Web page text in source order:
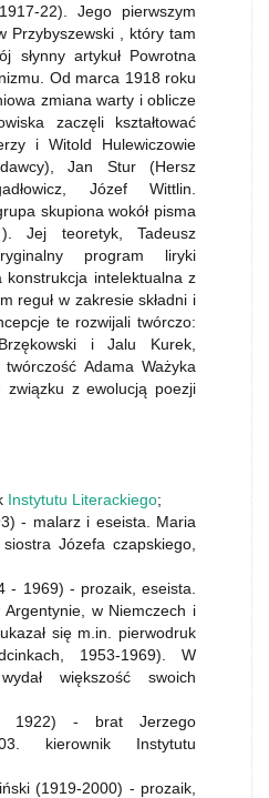
22). Jego pierwszym
Przybyszewski , który tam
słynny artykuł Powrotna
Od marca 1918 roku
zmiana warty i oblicze
zaczęli kształtować
i Witold Hulewiczowie
Jan Stur (Hersz
Józef Wittlin.
skupiona wokół pisma
Jej teoretyk, Tadeusz
program liryki
konstrukcja intelektualna z
reguł w zakresie składni i
te rozwijali twórczo:
i Jalu Kurek,
Adama Ważyka
związku z ewolucją poezji
Instytutu Literackiego;
- malarz i eseista. Maria
Józefa czapskiego,
- 1969) - prozaik, eseista.
w Niemczech i
się m.in. pierwodruk
1953-1969). W
większość swoich
1922) - brat Jerzego
kierownik Instytutu
(1919-2000) - prozaik,